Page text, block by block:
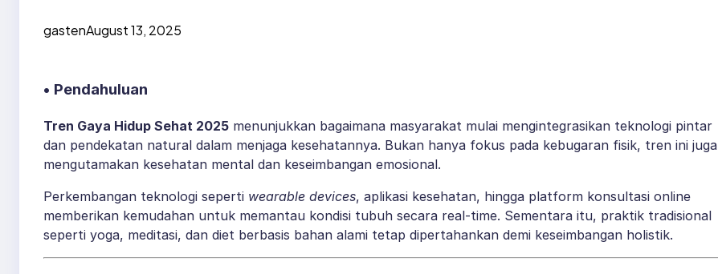
gastenAugust 13, 2025
• Pendahuluan
Tren Gaya Hidup Sehat 2025 menunjukkan bagaimana masyarakat mulai mengintegrasikan teknologi pintar
dan pendekatan natural dalam menjaga kesehatannya. Bukan hanya fokus pada kebugaran fisik, tren ini juga
mengutamakan kesehatan mental dan keseimbangan emosional.
Perkembangan teknologi seperti wearable devices, aplikasi kesehatan, hingga platform konsultasi online
memberikan kemudahan untuk memantau kondisi tubuh secara real-time. Sementara itu, praktik tradisional
seperti yoga, meditasi, dan diet berbasis bahan alami tetap dipertahankan demi keseimbangan holistik.